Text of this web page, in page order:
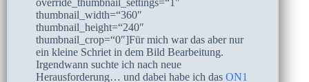
thumbnail_width=“360″
thumbnail_height=“240″
thumbnail_crop=“0″]Für mich war das aber nur
ein kleine Schriet in dem Bild Bearbeitung.
Irgendwann suchte ich nach neue
Herausforderung… und dabei habe ich das ON1